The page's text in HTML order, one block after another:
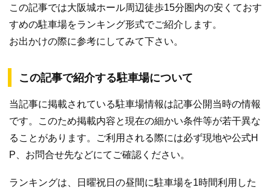
この記事では大阪城ホール周辺徒歩15分圏内の安くておす
すめの駐車場をランキング形式でご紹介します。
お出かけの際に参考にしてみて下さい。
この記事で紹介する駐車場について
当記事に掲載されている駐車場情報は記事公開当時の情報
です。このため掲載内容と現在の細かい条件等が若干異な
ることがあります。ご利用される際には必ず現地や公式H
P、お問合せ先などにてご確認ください。
ランキングは、日曜祝日の昼間に駐車場を1時間利用した